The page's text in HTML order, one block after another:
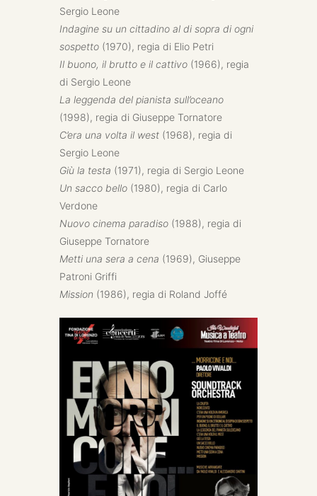
Sergio Leone
Indagine su un cittadino al di sopra di ogni
sospetto (1970), regia di Elio Petri
Il buono, il brutto e il cattivo (1966), regia
di Sergio Leone
La leggenda del pianista sull’oceano
(1998), regia di Giuseppe Tornatore
C’era una volta il west (1968), regia di
Sergio Leone
Giù la testa (1971), regia di Sergio Leone
Un sacco bello (1980), regia di Carlo
Verdone
Nuovo cinema paradiso (1988), regia di
Giuseppe Tornatore
Metti una sera a cena (1969), Giuseppe
Patroni Griffi
Mission (1986), regia di Roland Joffé